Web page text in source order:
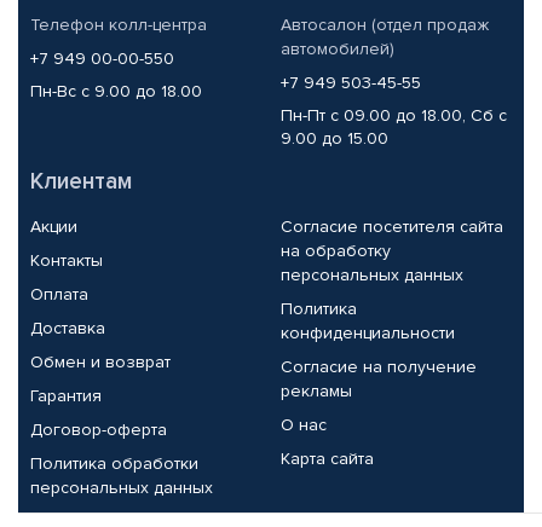
Телефон колл-центра
+7 949 00-00-550
Пн-Вс с 9.00 до 18.00
Автосалон (отдел продаж
автомобилей)
+7 949 503-45-55
Пн-Пт с 09.00 до 18.00, Сб с
9.00 до 15.00
Клиентам
Акции
Контакты
Оплата
Доставка
Обмен и возврат
Гарантия
Договор-оферта
Политика обработки
персональных данных
Согласие посетителя сайта
на обработку
персональных данных
Политика
конфиденциальности
Согласие на получение
рекламы
О нас
Карта сайта